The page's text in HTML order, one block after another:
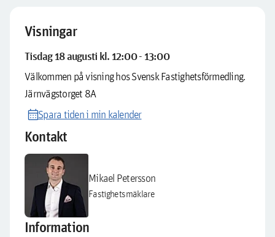
Visningar
Tisdag 18 augusti kl. 12:00 - 13:00
Välkommen på visning hos Svensk Fastighetsförmedling.
Järnvägstorget 8A
calendar_monthSpara tiden i min kalender
Kontakt
Mikael Petersson
Fastighetsmäklare
Information